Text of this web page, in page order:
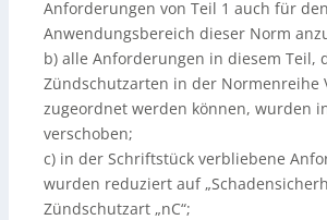
Anforderungen von Teil 1 auch für den
Anwendungsbereich dieser Norm
b) alle Anforderungen in diesem Teil,
Zündschutzarten in der Normenreihe
zugeordnet werden können, wurden
verschoben;
c) in der Schriftstück verbliebene
wurden reduziert auf
Zündschutzart „nC“;